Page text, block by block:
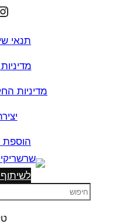
תנאי
מדיניות
הוספת